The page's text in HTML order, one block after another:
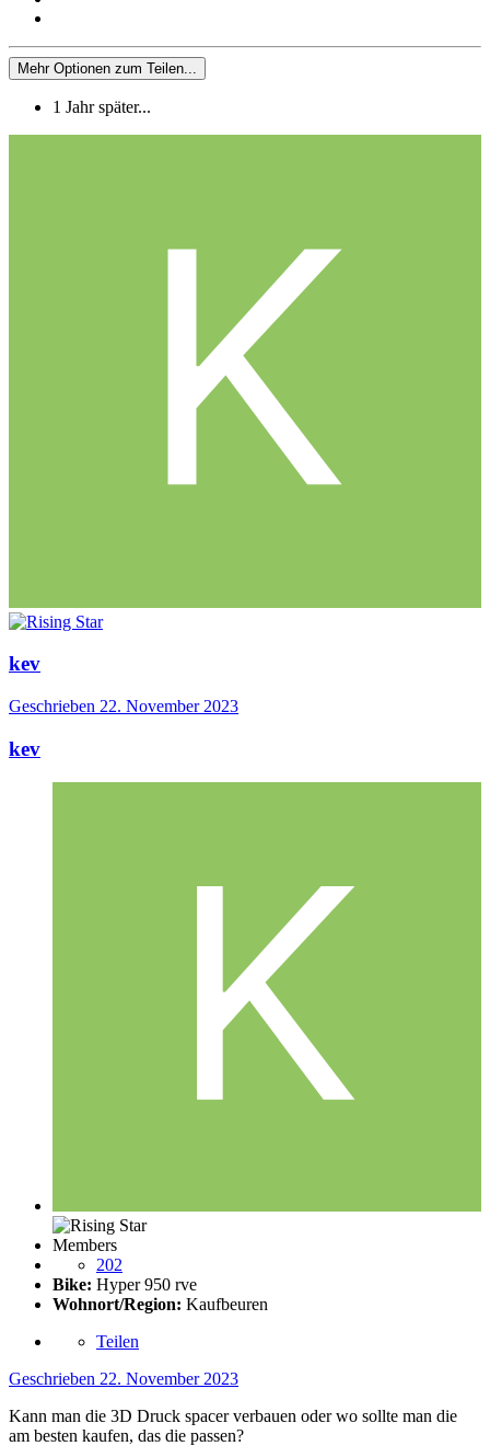
Mehr Optionen zum Teilen...
1 Jahr später...
kev
Geschrieben 22. November 2023
kev
Members
202
Bike: Hyper 950 rve
Wohnort/Region: Kaufbeuren
Teilen
Geschrieben 22. November 2023
Kann man die 3D Druck spacer verbauen oder wo sollte man die
am besten kaufen, das die passen?